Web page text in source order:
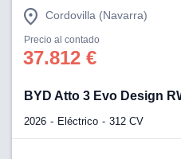
Cordovilla (Navarra)
Precio al contado
37.812 €
BYD Atto 3 Evo Design
2026 Eléctrico 312 CV